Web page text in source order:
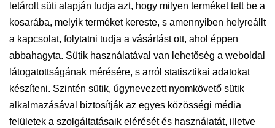
letárolt süti alapján tudja azt, hogy milyen terméket tett be a
kosarába, melyik terméket kereste, s amennyiben helyreállt
a kapcsolat, folytatni tudja a vásárlást ott, ahol éppen
abbahagyta. Sütik használatával van lehetőség a weboldal
látogatottságának mérésére, s arról statisztikai adatokat
készíteni. Szintén sütik, úgynevezett nyomkövető sütik
alkalmazásával biztosítják az egyes közösségi média
felületek a szolgáltatásaik elérését és használatát, illetve